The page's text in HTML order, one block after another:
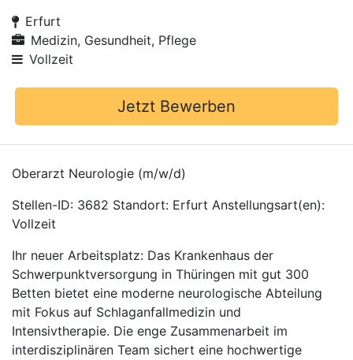
Erfurt
Medizin, Gesundheit, Pflege
Vollzeit
Jetzt Bewerben
Oberarzt Neurologie (m/w/d)
Stellen-ID: 3682 Standort: Erfurt Anstellungsart(en):
Vollzeit
Ihr neuer Arbeitsplatz: Das Krankenhaus der
Schwerpunktversorgung in Thüringen mit gut 300
Betten bietet eine moderne neurologische Abteilung
mit Fokus auf Schlaganfallmedizin und
Intensivtherapie. Die enge Zusammenarbeit im
interdisziplinären Team sichert eine hochwertige